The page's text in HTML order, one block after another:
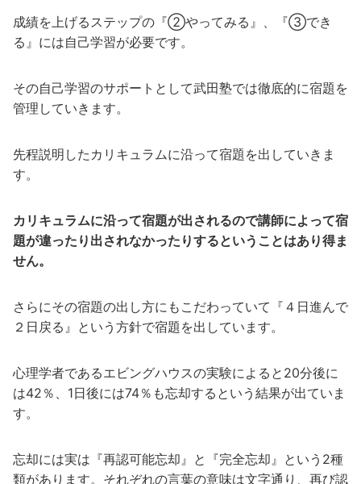
成績を上げるステップの『②やってみる』、『③でき
る』には自己学習が必要です。
その自己学習のサポートとして武田塾では徹底的に宿題を
管理していきます。
先程説明したカリキュラムに沿って宿題を出していきま
す。
カリキュラムに沿って宿題が出されるので講師によって宿
題が違ったり出されなかったりするということはあり得ま
せん。
さらにその宿題の出し方にもこだわっていて『４日進んで
２日戻る』という方針で宿題を出しています。
心理学者であるエビングハウスの実験によると20分後に
は42％、1日後には74％も忘却するという結果が出ていま
す。
忘却には実は『再認可能忘却』と『完全忘却』という2種
類があります。それぞれの言葉の意味は文字通り、再び認